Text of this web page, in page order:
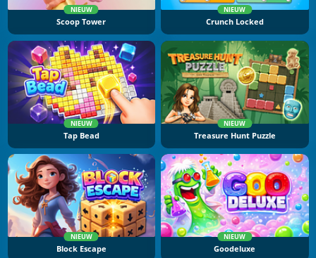
NIEUW
Scoop Tower
NIEUW
Crunch Locked
NIEUW
Tap Bead
NIEUW
Treasure Hunt Puzzle
NIEUW
Block Escape
NIEUW
Goodeluxe